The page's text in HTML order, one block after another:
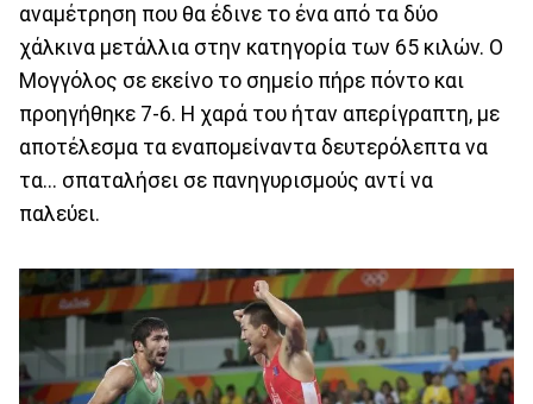
αναμέτρηση που θα έδινε το ένα από τα δύο
χάλκινα μετάλλια στην κατηγορία των 65 κιλών. Ο
Μογγόλος σε εκείνο το σημείο πήρε πόντο και
προηγήθηκε 7-6. Η χαρά του ήταν απερίγραπτη, με
αποτέλεσμα τα εναπομείναντα δευτερόλεπτα να
τα... σπαταλήσει σε πανηγυρισμούς αντί να
παλεύει.